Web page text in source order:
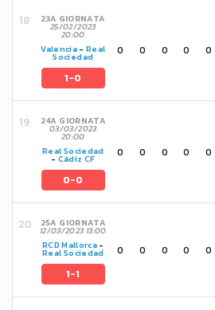
23A GIORNATA
25/02/2023
20:00
Valencia -Real
Sociedad
1-0
0 0 0 0 0
24A GIORNATA
03/03/2023
20:00
Real Sociedad
- Cádiz CF
0-0
0 0 0 0 0
25A GIORNATA
12/03/2023 13:00
RCD Mallorca -
Real Sociedad
1-1
0 0 0 0 0